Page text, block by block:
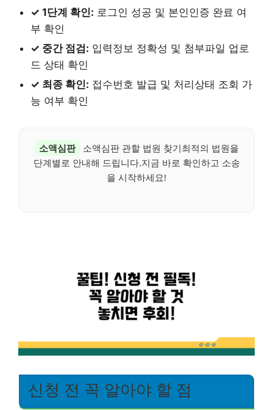
✓ 1단계 확인: 로그인 성공 및 본인인증 완료 여
부 확인
✓ 중간 점검: 입력정보 정확성 및 첨부파일 업로
드 상태 확인
✓ 최종 확인: 접수번호 발급 및 처리상태 조회 가
능 여부 확인
소액심판
소액심판 관할 법원 찾기최적의 법원을
단계별로 안내해 드립니다.지금 바로 확인하고 소송
을 시작하세요!
신청 전 꼭 알아야 할 점